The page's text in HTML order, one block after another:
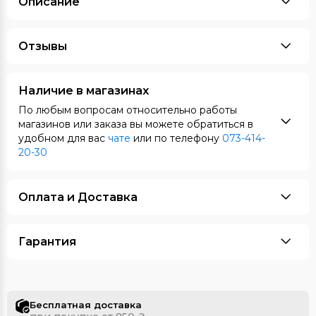
Отзывы
Наличие в магазинах
По любым вопросам относительно работы
магазинов или заказа вы можете обратиться в
удобном для вас чате или по телефону 073-414-
20-30
Оплата и Доставка
Гарантия
Бесплатная доставка